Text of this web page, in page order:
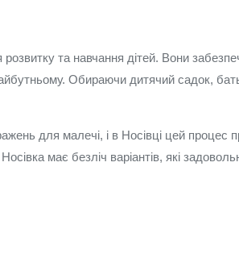
та навчання дітей. Вони
Обираючи дитячий садок,
для малечі, і в Носівці цей процес
має безліч варіантів, які